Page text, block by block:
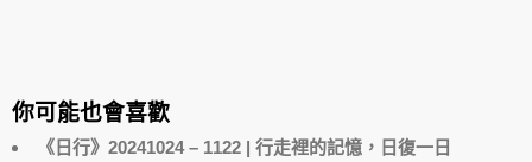
你可能也會喜歡
《日行》20241024 – 1122 | 行走裡的記憶，日復一日